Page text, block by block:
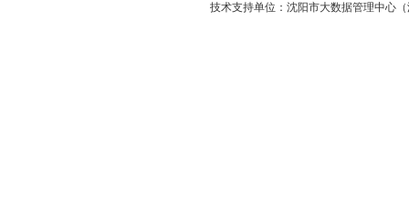
技术支持单位：沈阳市大数据管理中心